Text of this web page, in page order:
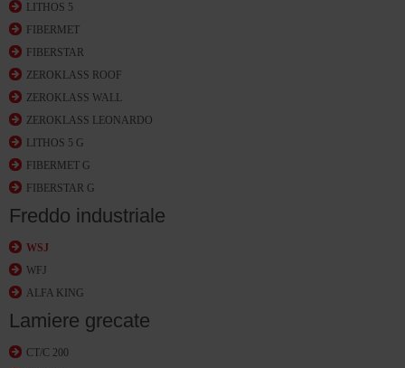
LITHOS 5
FIBERMET
FIBERSTAR
ZEROKLASS ROOF
ZEROKLASS WALL
ZEROKLASS LEONARDO
LITHOS 5 G
FIBERMET G
FIBERSTAR G
Freddo industriale
WSJ
WFJ
ALFA KING
Lamiere grecate
CT/C 200